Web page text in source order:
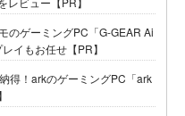
のゲーミングPC「G-GEAR Ai
イもお任せ【PR】
得！arkのゲーミングPC「ark